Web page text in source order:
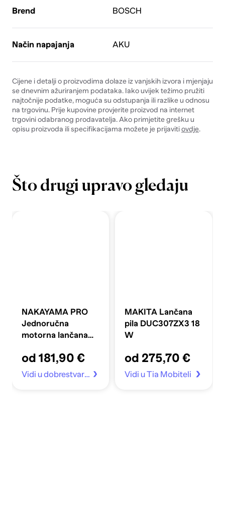
Brend BOSCH
Način napajanja AKU
Cijene i detalji o proizvodima dolaze iz vanjskih izvora i mjenjaju
se dnevnim ažuriranjem podataka. Iako uvijek težimo pružiti
najtočnije podatke, moguća su odstupanja ili razlike u odnosu
na trgovinu. Prije kupovine provjerite proizvod na internet
trgovini odabranog prodavatelja. Ako primjetite grešku u
opisu proizvoda ili specifikacijama možete je prijavitiovdje.
Što drugi upravo gledaju
NAKAYAMA PRO
Jednoručna
motorna lančana
1/4" 25 cm
od 181,90 €
Vidi u dobrestvari.hr
MAKITA Lančana
pila DUC307ZX3 18
W
od 275,70 €
Vidi u Tia Mobiteli